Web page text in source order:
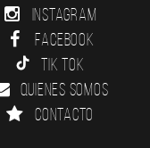
Instagram
Facebook
Tik Tok
Quienes somos
Contacto